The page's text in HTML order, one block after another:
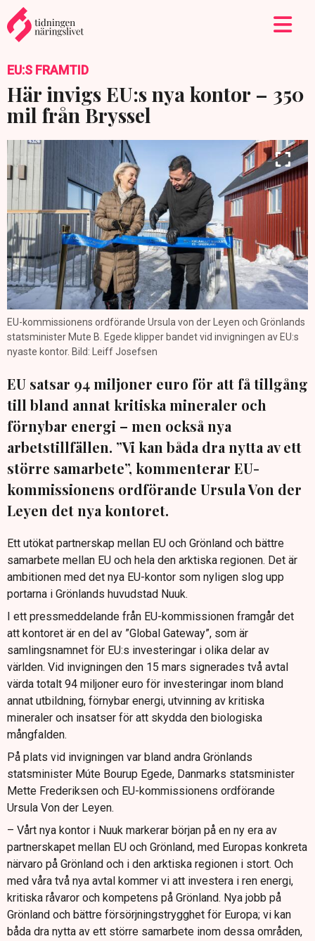
EU:S FRAMTID
Här invigs EU:s nya kontor – 350
mil från Bryssel
EU-kommissionens ordförande Ursula von der Leyen och Grönlands
statsminister Mute B. Egede klipper bandet vid invigningen av EU:s
nyaste kontor. Bild: Leiff Josefsen
EU satsar 94 miljoner euro för att få tillgång
till bland annat kritiska mineraler och
förnybar energi – men också nya
arbetstillfällen. ”Vi kan båda dra nytta av ett
större samarbete”, kommenterar EU-
kommissionens ordförande Ursula Von der
Leyen det nya kontoret.
Ett utökat partnerskap mellan EU och Grönland och bättre
samarbete mellan EU och hela den arktiska regionen. Det är
ambitionen med det nya EU-kontor som nyligen slog upp
portarna i Grönlands huvudstad Nuuk.
I ett pressmeddelande från EU-kommissionen framgår det
att kontoret är en del av ”Global Gateway”, som är
samlingsnamnet för EU:s investeringar i olika delar av
världen. Vid invigningen den 15 mars signerades två avtal
värda totalt 94 miljoner euro för investeringar inom bland
annat utbildning, förnybar energi, utvinning av kritiska
mineraler och insatser för att skydda den biologiska
mångfalden.
På plats vid invigningen var bland andra Grönlands
statsminister Múte Bourup Egede, Danmarks statsminister
Mette Frederiksen och EU-kommissionens ordförande
Ursula Von der Leyen.
– Vårt nya kontor i Nuuk markerar början på en ny era av
partnerskapet mellan EU och Grönland, med Europas konkreta
närvaro på Grönland och i den arktiska regionen i stort. Och
med våra två nya avtal kommer vi att investera i ren energi,
kritiska råvaror och kompetens på Grönland. Nya jobb på
Grönland och bättre försörjningstrygghet för Europa; vi kan
båda dra nytta av ett större samarbete inom dessa områden,